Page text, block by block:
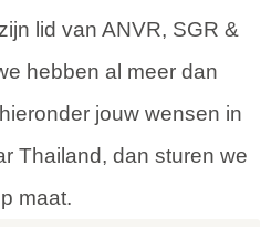
lid van ANVR, SGR &
hebben al meer dan
jouw wensen in
Thailand, dan sturen we
maat.